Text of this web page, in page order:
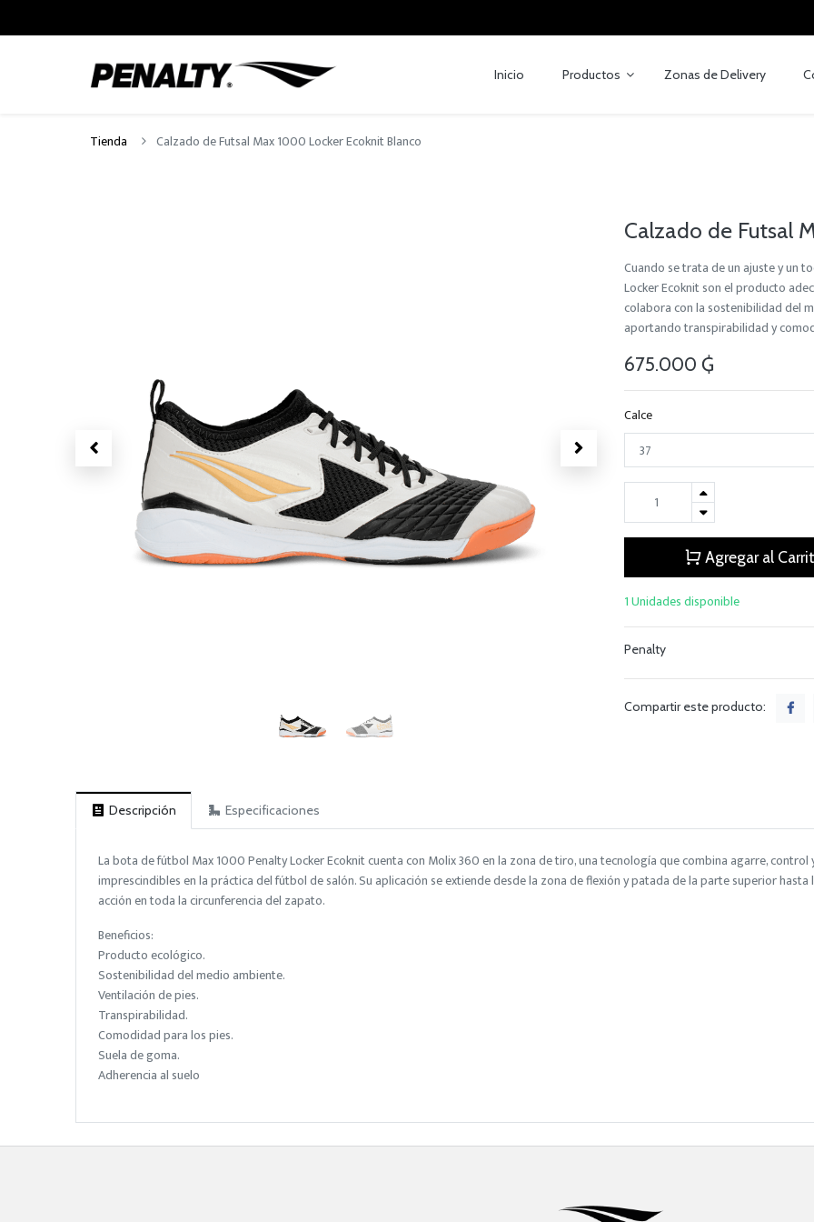
Inicio Productos Zonas de Delivery
Tienda Calzado de Futsal Max 1000 Locker Ecoknit Blanco
Calzado de Futsal
Cuando se trata de un ajuste y un
Locker Ecoknit son el producto
colabora con la sostenibilidad del
aportando transpirabilidad y
675.000 ₲
Calce
Agregar al
1 Unidades disponible
Penalty
Compartir este producto:
Descripción Especificaciones
La bota de fútbol Max 1000 Penalty Locker Ecoknit cuenta con Molix 360 en la zona de tiro, una tecnología que combina agarre,
imprescindibles en la práctica del fútbol de salón. Su aplicación se extiende desde la zona de flexión y patada de la parte superior
acción en toda la circunferencia del zapato.
Beneficios:
Producto ecológico.
Sostenibilidad del medio ambiente.
Ventilación de pies.
Transpirabilidad.
Comodidad para los pies.
Suela de goma.
Adherencia al suelo